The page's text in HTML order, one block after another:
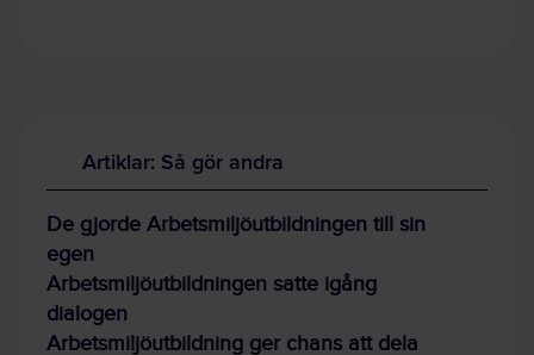
Artiklar: Så gör andra
De gjorde Arbetsmiljöutbildningen till sin
egen
Arbetsmiljöutbildningen satte igång
dialogen
Arbetsmiljöutbildning ger chans att dela